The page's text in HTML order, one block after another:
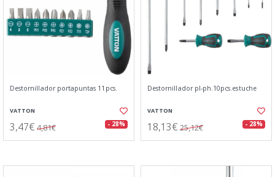
Destornillador portapuntas 11pcs.
VATTON
3,47€ 4,81€ - 28%
Destornillador pl-ph.10pcs.estuche
VATTON
18,13€ 25,12€ - 28%